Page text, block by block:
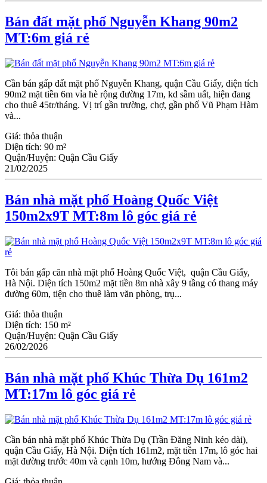
Bán đất mặt phố Nguyễn Khang 90m2
MT:6m giá rẻ
Cần bán gấp đất mặt phố Nguyễn Khang, quận Cầu Giấy, diện tích
90m2 mặt tiền 6m vỉa hè rộng đường 17m, kd sầm uất, hiện đang
cho thuê 45tr/tháng. Vị trí gần trường, chợ, gần phố Vũ Phạm Hàm
và...
Giá: thỏa thuận
Diện tích: 90 m²
Quận/Huyện: Quận Cầu Giấy
21/02/2025
Bán nhà mặt phố Hoàng Quốc Việt
150m2x9T MT:8m lô góc giá rẻ
Tôi bán gấp căn nhà mặt phố Hoàng Quốc Việt, quận Cầu Giấy,
Hà Nội. Diện tích 150m2 mặt tiền 8m nhà xây 9 tầng có thang máy
đường 60m, tiện cho thuê làm văn phòng, trụ...
Giá: thỏa thuận
Diện tích: 150 m²
Quận/Huyện: Quận Cầu Giấy
26/02/2026
Bán nhà mặt phố Khúc Thừa Dụ 161m2
MT:17m lô góc giá rẻ
Cần bán nhà mặt phố Khúc Thừa Dụ (Trần Đăng Ninh kéo dài),
quận Cầu Giấy, Hà Nội. Diện tích 161m2, mặt tiền 17m, lô góc hai
mặt đường trước 40m và cạnh 10m, hướng Đông Nam và...